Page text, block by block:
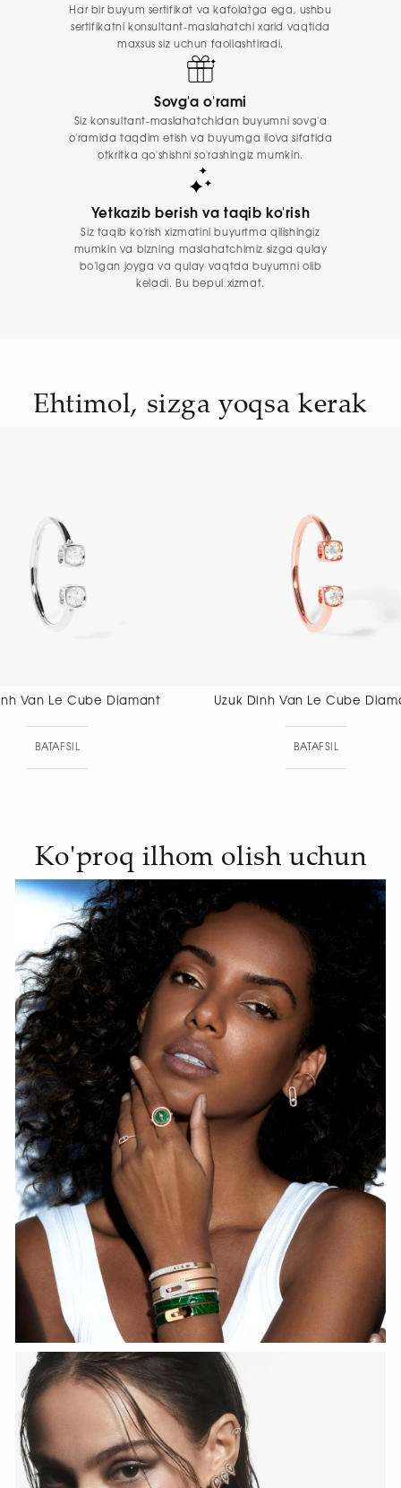
Har bir buyum sertifikat va kafolatga ega, ushbu
sertifikatni konsultant-maslahatchi xarid vaqtida
maxsus siz uchun faollashtiradi.
Sovg'a o'rami
Siz konsultant-maslahatchidan buyumni sovg'a
o'ramida taqdim etish va buyumga ilova sifatida
otkritka qo'shishni so'rashingiz mumkin.
Yetkazib berish va taqib ko'rish
Siz taqib ko'rish xizmatini buyurtma qilishingiz
mumkin va bizning maslahatchimiz sizga qulay
bo'lgan joyga va qulay vaqtda buyumni olib
keladi. Bu bepul xizmat.
Ehtimol, sizga yoqsa kerak
Uzuk Dinh Van Le Cube Diamant Uzuk Dinh
Ko'proq ilhom olish uchun
HOZIR KO‘RISH